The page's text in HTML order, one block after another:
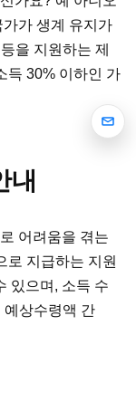
가 생계 유지가
을 지원하는 제
득 30% 이하인 가
내
어려움을 겪는
로 지급하는 지원
있으며, 소득 수
예상수령액 간